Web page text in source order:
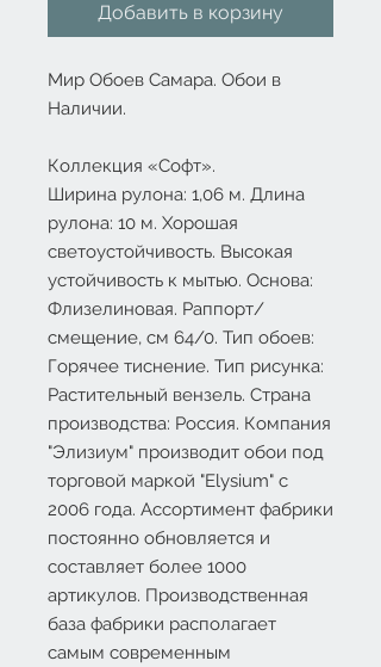
Добавить в корзину
Мир Обоев Самара. Обои в
Наличии.
Коллекция «Софт».
Ширина рулона: 1,06 м. Длина
рулона: 10 м. Хорошая
светоустойчивость. Высокая
устойчивость к мытью. Основа:
Флизелиновая. Раппорт/
смещение, см 64/0. Тип обоев:
Горячее тиснение. Тип рисунка:
Растительный вензель. Страна
производства: Россия. Компания
"Элизиум" производит обои под
торговой маркой "Elysium" с
2006 года. Ассортимент фабрики
постоянно обновляется и
составляет более 1000
артикулов. Производственная
база фабрики располагает
самым современным